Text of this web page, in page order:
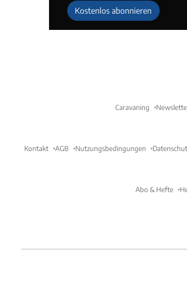
Kostenlos abonnieren
Caravaning
Kontakt AGB Nutzungsbedingungen
Abo & Hefte